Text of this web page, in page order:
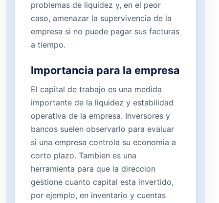
problemas de liquidez y, en el peor
caso, amenazar la supervivencia de la
empresa si no puede pagar sus facturas
a tiempo.
Importancia para la empresa
El capital de trabajo es una medida
importante de la liquidez y estabilidad
operativa de la empresa. Inversores y
bancos suelen observarlo para evaluar
si una empresa controla su economia a
corto plazo. Tambien es una
herramienta para que la direccion
gestione cuanto capital esta invertido,
por ejemplo, en inventario y cuentas